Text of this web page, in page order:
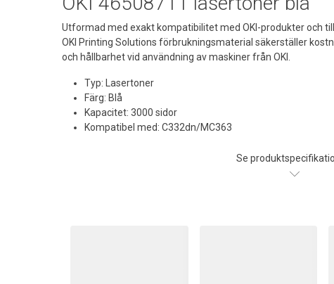
Utformad med exakt kompatibilitet med OKI-produkter och
OKI Printing Solutions förbrukningsmaterial säkerställer
och hållbarhet vid användning av maskiner från OKI.
Typ: Lasertoner
Färg: Blå
Kapacitet: 3000 sidor
Kompatibel med: C332dn/MC363
Se